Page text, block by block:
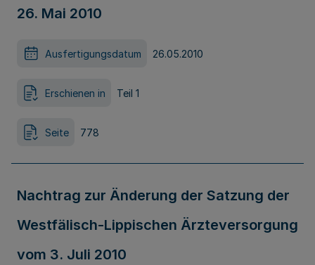
26. Mai 2010
Ausfertigungsdatum 26.05.2010
Erschienen in Teil 1
Seite 778
Nachtrag zur Änderung der Satzung der
Westfälisch-Lippischen Ärzteversorgung
vom 3. Juli 2010